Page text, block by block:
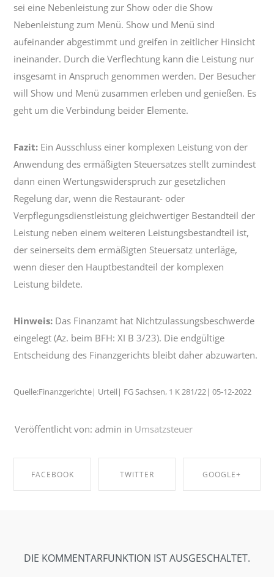
sei eine Nebenleistung zur Show oder die Show
Nebenleistung zum Menü. Show und Menü sind
aufeinander abgestimmt und greifen in zeitlicher Hinsicht
ineinander. Durch die Verflechtung kann die Leistung nur
insgesamt in Anspruch genommen werden. Der Besucher
will Show und Menü zusammen erleben und genießen. Es
geht um die Verbindung beider Elemente.
Fazit: Ein Ausschluss einer komplexen Leistung von der
Anwendung des ermäßigten Steuersatzes stellt zumindest
dann einen Wertungswiderspruch zur gesetzlichen
Regelung dar, wenn die Restaurant- oder
Verpflegungsdienstleistung gleichwertiger Bestandteil der
Leistung neben einem weiteren Leistungsbestandteil ist,
der seinerseits dem ermäßigten Steuersatz unterläge,
wenn dieser den Hauptbestandteil der komplexen
Leistung bildete.
Hinweis: Das Finanzamt hat Nichtzulassungsbeschwerde
eingelegt (Az. beim BFH: XI B 3/23). Die endgültige
Entscheidung des Finanzgerichts bleibt daher abzuwarten.
Quelle:Finanzgerichte| Urteil| FG Sachsen, 1 K 281/22| 05-12-2022
Veröffentlicht von: admin in Umsatzsteuer
FACEBOOK TWITTER GOOGLE+
DIE KOMMENTARFUNKTION IST AUSGESCHALTET.